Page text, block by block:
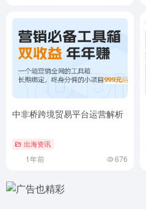
中非桥跨境贸易平台运营解析
出海资讯
1年前 676